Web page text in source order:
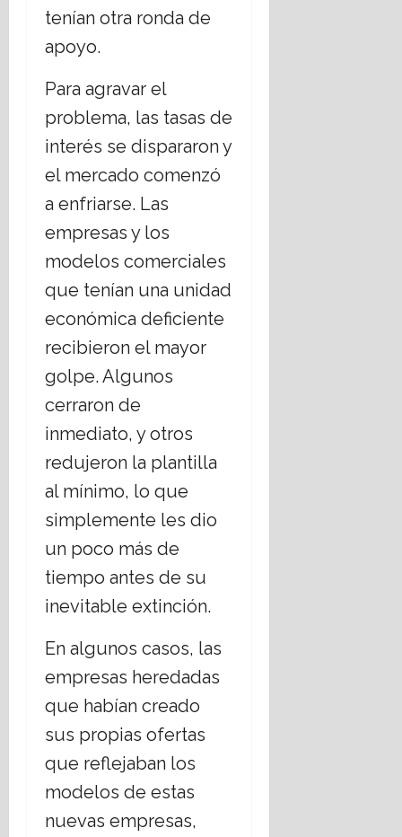
tenían otra ronda de
apoyo.
Para agravar el
problema, las tasas de
interés se dispararon y
el mercado comenzó
a enfriarse. Las
empresas y los
modelos comerciales
que tenían una unidad
económica deficiente
recibieron el mayor
golpe. Algunos
cerraron de
inmediato, y otros
redujeron la plantilla
al mínimo, lo que
simplemente les dio
un poco más de
tiempo antes de su
inevitable extinción.
En algunos casos, las
empresas heredadas
que habían creado
sus propias ofertas
que reflejaban los
modelos de estas
nuevas empresas,